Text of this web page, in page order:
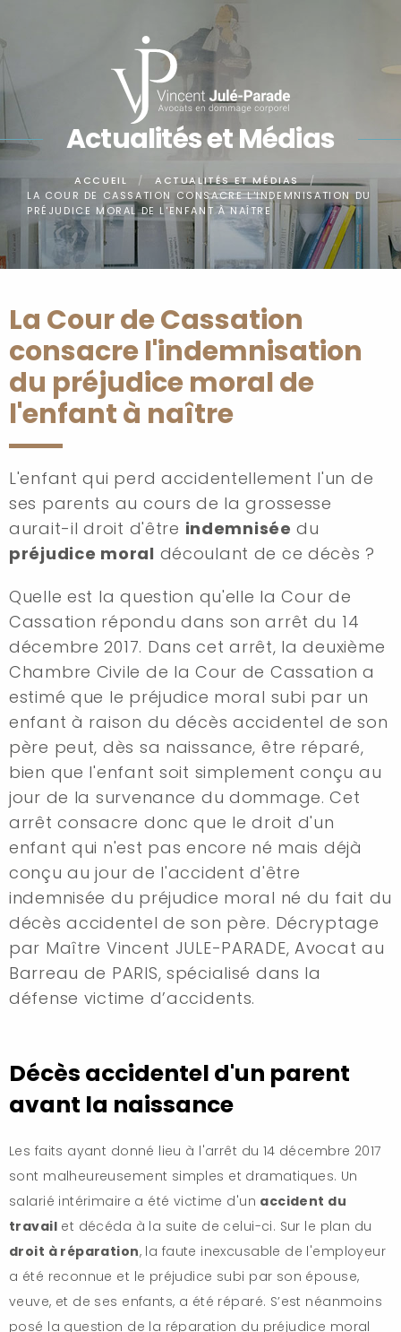
Panneau de gestion des cookies
Actualités et Médias
ACCUEIL
ACTUALITÉS ET MÉDIAS
LA COUR DE CASSATION CONSACRE L'INDEMNISATION DU
PRÉJUDICE MORAL DE L'ENFANT À NAÎTRE
La Cour de Cassation
consacre l'indemnisation
du préjudice moral de
l'enfant à naître
L'enfant qui perd accidentellement l'un de
ses parents au cours de la grossesse
aurait-il droit d'être indemnisée du
préjudice moral découlant de ce décès ?
Quelle est la question qu'elle la Cour de
Cassation répondu dans son arrêt du 14
décembre 2017. Dans cet arrêt, la deuxième
Chambre Civile de la Cour de Cassation a
estimé que le préjudice moral subi par un
enfant à raison du décès accidentel de son
père peut, dès sa naissance, être réparé,
bien que l'enfant soit simplement conçu au
jour de la survenance du dommage. Cet
arrêt consacre donc que le droit d'un
enfant qui n'est pas encore né mais déjà
conçu au jour de l'accident d'être
indemnisée du préjudice moral né du fait du
décès accidentel de son père. Décryptage
par Maître Vincent JULE-PARADE, Avocat au
Barreau de PARIS, spécialisé dans la
défense victime d’accidents.
Décès accidentel d'un parent
avant la naissance
Les faits ayant donné lieu à l'arrêt du 14 décembre 2017
sont malheureusement simples et dramatiques. Un
salarié intérimaire a été victime d'un accident du
travailet décéda à la suite de celui-ci. Sur le plan du
droit à réparation, la faute inexcusable de l'employeur
a été reconnue et le préjudice subi par son épouse,
veuve, et de ses enfants, a été réparé. S’est néanmoins
posé la question de la réparation du préjudice moral